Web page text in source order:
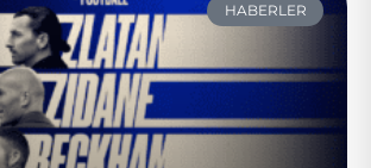
HABERLER